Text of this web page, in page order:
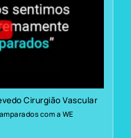
Cirurgião Vascular
com a WE